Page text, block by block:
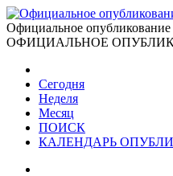
Официальное опубликование
ОФИЦИАЛЬНОЕ
Сегодня
Неделя
Месяц
ПОИСК
КАЛЕНДАРЬ